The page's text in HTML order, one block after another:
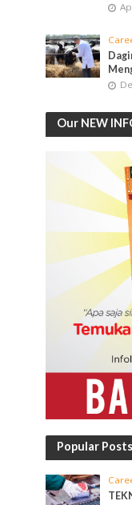
Our NEW
Popular Posts